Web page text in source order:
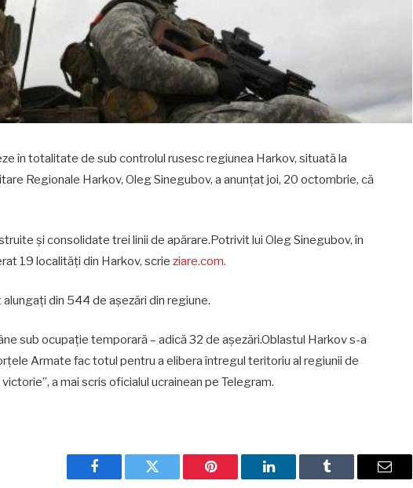
în totalitate de sub controlul rusesc regiunea Harkov, situată la
Regionale Harkov, Oleg Sinegubov, a anunțat joi, 20 octombrie, că
și consolidate trei linii de apărare.Potrivit lui Oleg Sinegubov, în
19 localități din Harkov, scrie ziare.com.
din 544 de așezări din regiune.
sub ocupație temporară – adică 32 de așezări.Oblastul Harkov s-a
Armate fac totul pentru a elibera întregul teritoriu al regiunii de
a mai scris oficialul ucrainean pe Telegram.
Facebook Twitter Pinterest LinkedIn Tumblr Email